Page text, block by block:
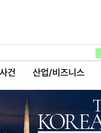
건 산업/비즈니스